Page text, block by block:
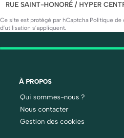
RUE SAINT-HONORÉ / HYPER
Ce site est protégé par hCaptcha Politique
d’utilisation s’appliquent.
À PROPOS
Qui sommes-nous ?
Nous contacter
Gestion des cookies